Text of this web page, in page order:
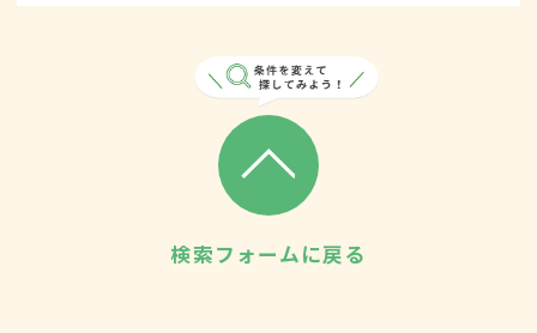
検索フォームに戻る